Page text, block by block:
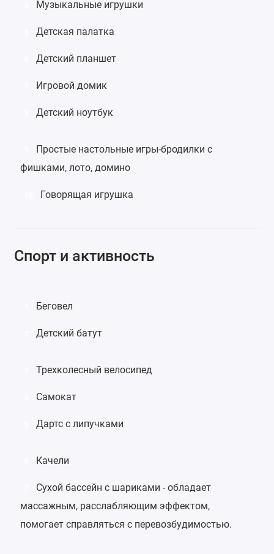
Музыкальные игрушки
Детская палатка
Детский планшет
Игровой домик
Детский ноутбук
Простые настольные игры-бродилки с
фишками, лото, домино
Говорящая игрушка
Спорт и активность
Беговел
Детский батут
Трехколесный велосипед
Самокат
Дартс с липучками
Качели
Сухой бассейн с шариками - обладает
массажным, расслабляющим эффектом,
помогает справляться с перевозбудимостью.